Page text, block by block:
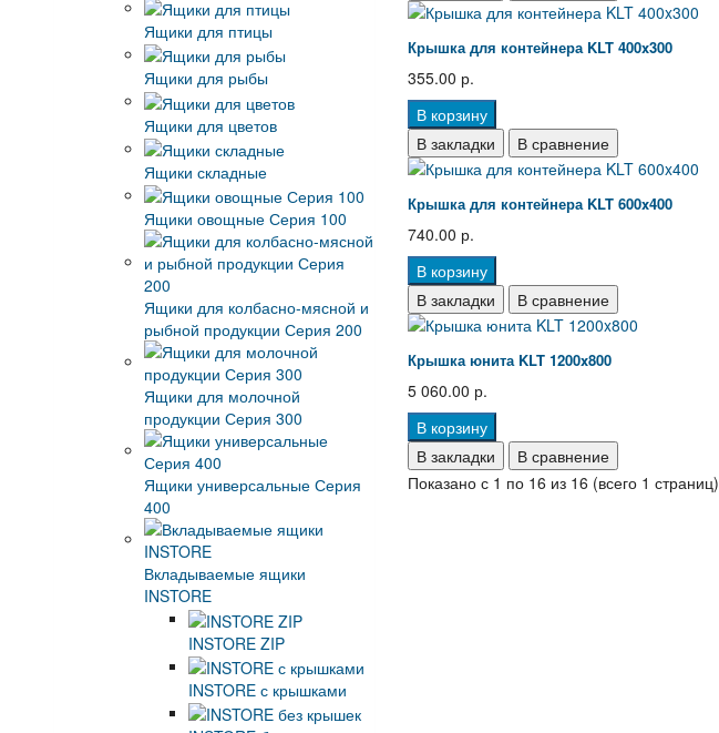
Ящики для птицы
Ящики для рыбы
Ящики для цветов
Ящики складные
Ящики овощные Серия 100
Ящики для колбасно-мясной и
рыбной продукции Серия 200
Ящики для молочной
продукции Серия 300
Ящики универсальные Серия
400
Вкладываемые ящики
INSTORE
INSTORE ZIP
INSTORE с крышками
Крышка для контейнера KLT 400x300
355.00 р.
В корзину
В закладки
В сравнение
Крышка для контейнера KLT 600x400
740.00 р.
В корзину
В закладки
В сравнение
Крышка юнита KLT 1200x800
5 060.00 р.
В корзину
В закладки
В сравнение
Показано с 1 по 16 из 16 (всего 1 страниц)